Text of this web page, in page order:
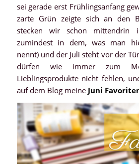
sei gerade erst Frühlingsanfang
zarte Grün zeigte sich an den
stecken wir schon mittendrin
zumindest in dem, was man
nennt) und der Juli steht vor der
dürfen wie immer zum
Lieblingsprodukte nicht fehlen,
auf dem Blog meine Juni